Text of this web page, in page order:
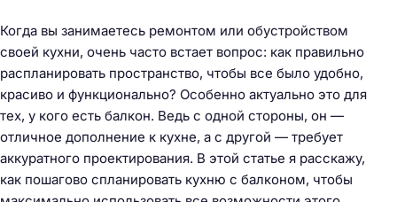
Когда вы занимаетесь ремонтом или обустройством
своей кухни, очень часто встает вопрос: как правильно
распланировать пространство, чтобы все было удобно,
красиво и функционально? Особенно актуально это для
тех, у кого есть балкон. Ведь с одной стороны, он —
отличное дополнение к кухне, а с другой — требует
аккуратного проектирования. В этой статье я расскажу,
как пошагово спланировать кухню с балконом, чтобы